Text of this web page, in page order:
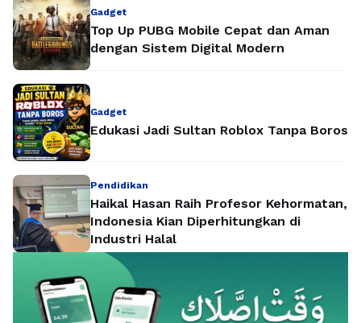
Gadget
Top Up PUBG Mobile Cepat dan Aman
dengan Sistem Digital Modern
Gadget
Edukasi Jadi Sultan Roblox Tanpa Boros
Pendidikan
Haikal Hasan Raih Profesor Kehormatan,
Indonesia Kian Diperhitungkan di
Industri Halal